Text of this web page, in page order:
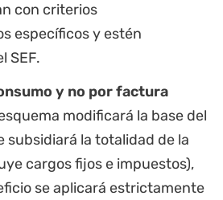
con criterios
específicos y estén
SEF.
y no por factura
modificará la base del
subsidiará la totalidad de la
cargos fijos e impuestos),
se aplicará estrictamente